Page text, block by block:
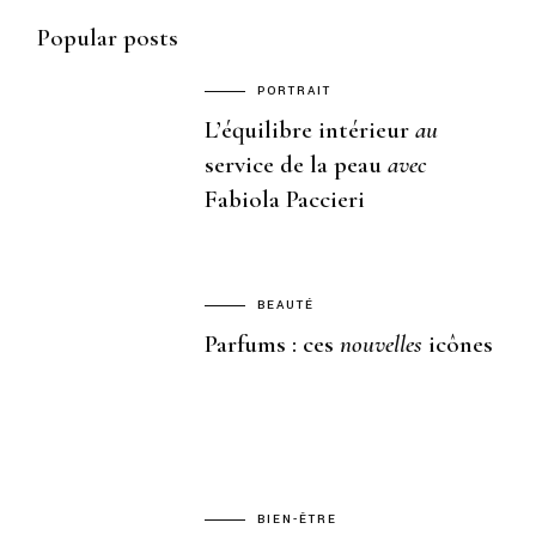
Popular posts
PORTRAIT
L’équilibre intérieurau
service de la peauavec
Fabiola Paccieri
BEAUTÉ
Parfums : cesnouvelles icônes
BIEN-ÊTRE